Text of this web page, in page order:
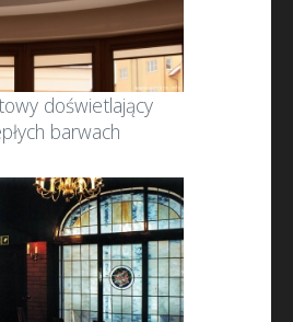
doświetlający
barwach